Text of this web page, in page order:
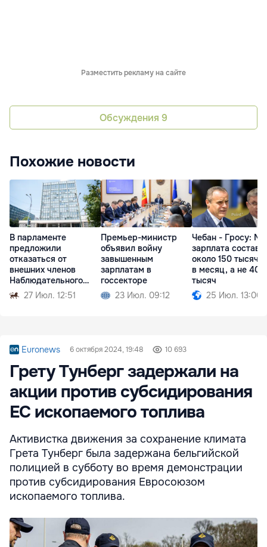
Разместить рекламу на сайте
Обсуждения 9
Похожие новости
В парламенте
предложили
отказаться от
внешних членов
Наблюдательного
совета НБМ
27 Июл. 12:51
Премьер-министр
объявил войну
завышенным
зарплатам в
госсекторе
23 Июл. 09:12
Чебан - Гросу:
зарплата
около 150 тысяч
в месяц, а не 400
тысяч
25 Июл. 13:00
Euronews 6 октября 2024, 19:48 10 693
Грету Тунберг задержали на
акции против субсидирования
ЕС ископаемого топлива
Активистка движения за сохранение климата
Грета Тунберг была задержана бельгийской
полицией в субботу во время демонстрации
против субсидирования Евросоюзом
ископаемого топлива.